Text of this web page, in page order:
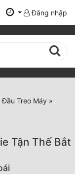
Đăng nhập
Đầu Treo Máy »
Tận Thế Bắt